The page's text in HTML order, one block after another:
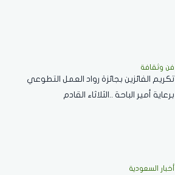
فن وثقافة
تكريم الفائزين بجائزة رواد العمل التطوعي
برعاية أمير الباحة ..الثلاثاء القادم
أخبار السعودية